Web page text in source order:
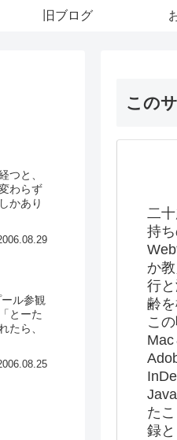
旧ブログ
つと、
わらず
かあり
ル参観
とーた
たら、
この
二
持ち
か
行
齢
この
Mac
た
録